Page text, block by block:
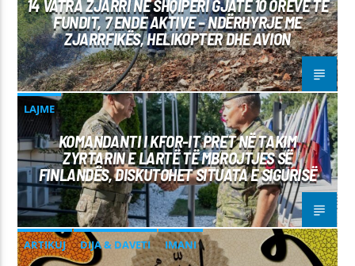
14 VATRA ZJARRI NË SHQIPËRI GJATË 10 ORËVE TË
FUNDIT, 7 ENDE AKTIVE – NDËRHYRJE ME
ZJARRFIKËS, HELIKOPTER DHE AVION
LAJME
KOMANDANTI I KFOR-IT PRET NË TAKIM
ZYRTARIN E LARTË TË MBROJTJES SË
FINLANDËS, DISKUTOHET SITUATA E SIGURISË
ARTIKUJ DIJA & DAVETI IMANI